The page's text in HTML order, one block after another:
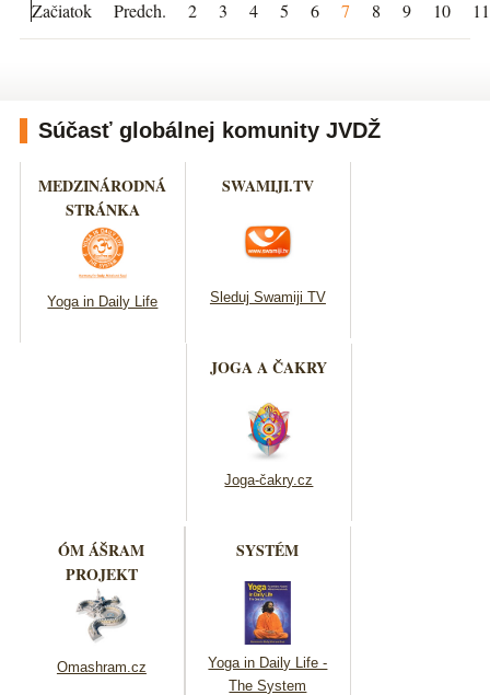
Začiatok Predch. 2 3 4 5 6 7 8 9 10 11
Súčasť globálnej komunity JVDŽ
MEDZINÁRODNÁ
STRÁNKA
Yoga in Daily Life
SWAMIJI.TV
Sleduj Swamiji TV
JOGA A ČAKRY
Joga-čakry.cz
ÓM ÁŠRAM
PROJEKT
Omashram.cz
SYSTÉM
Yoga in Daily Life -
The System